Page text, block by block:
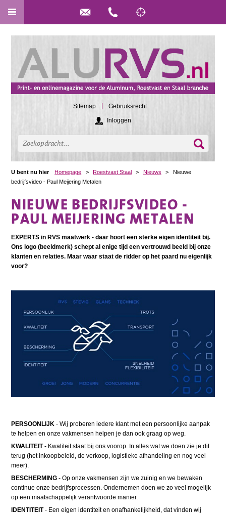
Sitemap
Gebruiksrecht
Inloggen
U bent nu hier Homepage > Roestvast Staal > Nieuws >
Nieuwe
bedrijfsvideo - Paul Meijering Metalen
NIEUWE BEDRIJFSVIDEO -
PAUL MEIJERING METALEN
EXPERTS in RVS maatwerk - daar hoort een sterke eigen identiteit bij.
Ons logo (beeldmerk) schept al enige tijd een vertrouwd beeld bij onze
klanten en relaties. Maar waar staat de ridder op het paard nu eigenlijk
voor?
PERSOONLIJK- Wij proberen iedere klant met een persoonlijke aanpak
te helpen en onze vakmensen helpen je dan ook graag op weg.
KWALITEIT- Kwaliteit staat bij ons voorop. In alles wat we doen zie je dit
terug (het inkoopbeleid, de verkoop, logistieke afhandeling en nog veel
meer).
BESCHERMING- Op onze vakmensen zijn we zuinig en we bewaken
continue onze bedrijfsprocessen. Ondernemen doen we zo veel mogelijk
op een maatschappelijk verantwoorde manier.
IDENTITEIT- Een eigen identiteit en onafhankelijkheid, dat vinden wij